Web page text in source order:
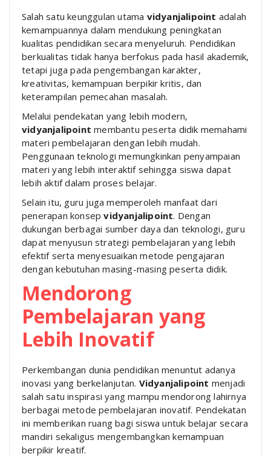
Salah satu keunggulan utama vidyanjalipoint adalah
kemampuannya dalam mendukung peningkatan
kualitas pendidikan secara menyeluruh. Pendidikan
berkualitas tidak hanya berfokus pada hasil akademik,
tetapi juga pada pengembangan karakter,
kreativitas, kemampuan berpikir kritis, dan
keterampilan pemecahan masalah.
Melalui pendekatan yang lebih modern,
vidyanjalipoint membantu peserta didik memahami
materi pembelajaran dengan lebih mudah.
Penggunaan teknologi memungkinkan penyampaian
materi yang lebih interaktif sehingga siswa dapat
lebih aktif dalam proses belajar.
Selain itu, guru juga memperoleh manfaat dari
penerapan konsepvidyanjalipoint. Dengan
dukungan berbagai sumber daya dan teknologi, guru
dapat menyusun strategi pembelajaran yang lebih
efektif serta menyesuaikan metode pengajaran
dengan kebutuhan masing-masing peserta didik.
Mendorong
Pembelajaran yang
Lebih Inovatif
Perkembangan dunia pendidikan menuntut adanya
inovasi yang berkelanjutan. Vidyanjalipoint menjadi
salah satu inspirasi yang mampu mendorong lahirnya
berbagai metode pembelajaran inovatif. Pendekatan
ini memberikan ruang bagi siswa untuk belajar secara
mandiri sekaligus mengembangkan kemampuan
berpikir kreatif.